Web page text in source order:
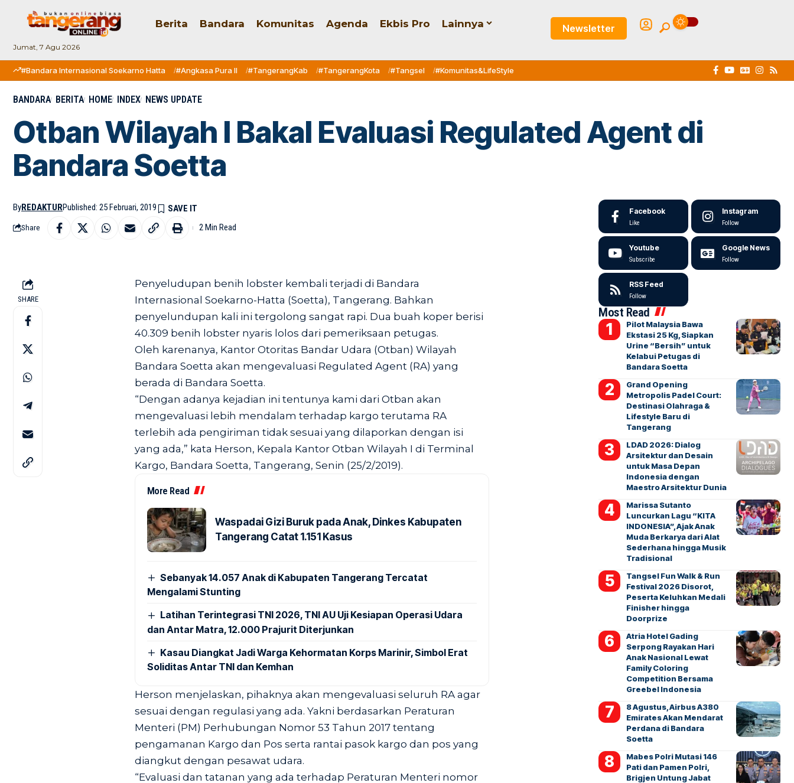
Jumat, 7 Agu 2026
Berita Bandara Komunitas Agenda Ekbis Pro Lainnya Newsletter
#Bandara Internasional Soekarno Hatta #Angkasa Pura II #TangerangKab #TangerangKota #Tangsel #Komunitas&LifeStyle
BANDARA BERITA HOME INDEX NEWS UPDATE
Otban Wilayah I Bakal Evaluasi Regulated Agent di
Bandara Soetta
ByREDAKTURPublished: 25 Februari, 2019
Share 2 Min Read
SHARE
Penyeludupan benih lobster kembali terjadi di Bandara
Internasional Soekarno-Hatta (Soetta), Tangerang. Bahkan
penyelundupan kali ini tergolong sangat rapi. Dua buah koper berisi
40.309 benih lobster nyaris lolos dari pemeriksaan petugas.
Oleh karenanya, Kantor Otoritas Bandar Udara (Otban) Wilayah
Bandara Soetta akan mengevaluasi Regulated Agent (RA) yang
berada di Bandara Soetta.
“Dengan adanya kejadian ini tentunya kami dari Otban akan
mengevaluasi lebih mendalam terhadap kargo terutama RA
terlebih ada pengiriman tidak sesuai yang dilaporkan dengan isi
yang ada,” kata Herson, Kepala Kantor Otban Wilayah I di Terminal
Kargo, Bandara Soetta, Tangerang, Senin (25/2/2019).
More Read
Waspadai Gizi Buruk pada Anak, Dinkes Kabupaten
Tangerang Catat 1.151 Kasus
Sebanyak 14.057 Anak di Kabupaten Tangerang Tercatat
Mengalami Stunting
Latihan Terintegrasi TNI 2026, TNI AU Uji Kesiapan Operasi Udara
dan Antar Matra, 12.000 Prajurit Diterjunkan
Kasau Diangkat Jadi Warga Kehormatan Korps Marinir, Simbol Erat
Soliditas Antar TNI dan Kemhan
Herson menjelaskan, pihaknya akan mengevaluasi seluruh RA agar
sesuai dengan regulasi yang ada. Yakni berdasarkan Peraturan
Menteri (PM) Perhubungan Nomor 53 Tahun 2017 tentang
pengamanan Kargo dan Pos serta rantai pasok kargo dan pos yang
diangkut dengan pesawat udara.
“Evaluasi dan tatanan yang ada terhadap Peraturan Menteri nomor
Facebook
Like
Instagram
Follow
Youtube
Subscribe
Google News
Follow
RSS Feed
Follow
Most Read
Pilot Malaysia Bawa
Ekstasi 25 Kg, Siapkan
Urine “Bersih” untuk
Kelabui Petugas di
Bandara Soetta
Grand Opening
Metropolis Padel Court:
Destinasi Olahraga &
Lifestyle Baru di
Tangerang
LDAD 2026: Dialog
Arsitektur dan Desain
untuk Masa Depan
Indonesia dengan
Maestro Arsitektur Dunia
Marissa Sutanto
Luncurkan Lagu “KITA
INDONESIA”, Ajak Anak
Muda Berkarya dari Alat
Sederhana hingga Musik
Tradisional
Tangsel Fun Walk & Run
Festival 2026 Disorot,
Peserta Keluhkan Medali
Finisher hingga
Doorprize
Atria Hotel Gading
Serpong Rayakan Hari
Anak Nasional Lewat
Family Coloring
Competition Bersama
Greebel Indonesia
8 Agustus, Airbus A380
Emirates Akan Mendarat
Perdana di Bandara
Soetta
Mabes Polri Mutasi 146
Pati dan Pamen Polri,
Brigjen Untung Jabat